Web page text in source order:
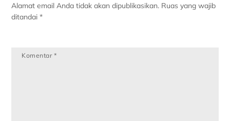
Alamat email Anda tidak akan dipublikasikan. Ruas yang wajib
ditandai*
Komentar *